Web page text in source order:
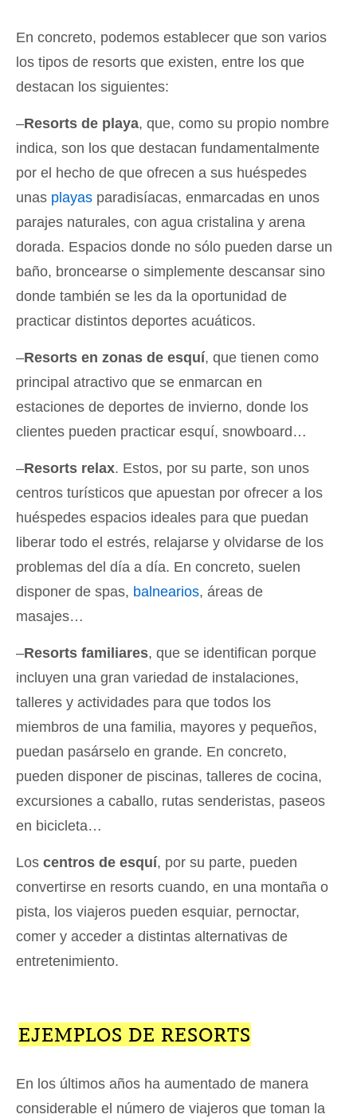
En concreto, podemos establecer que son varios
los tipos de resorts que existen, entre los que
destacan los siguientes:
–Resorts de playa, que, como su propio nombre
indica, son los que destacan fundamentalmente
por el hecho de que ofrecen a sus huéspedes
unas playas paradisíacas, enmarcadas en unos
parajes naturales, con agua cristalina y arena
dorada. Espacios donde no sólo pueden darse un
baño, broncearse o simplemente descansar sino
donde también se les da la oportunidad de
practicar distintos deportes acuáticos.
–Resorts en zonas de esquí, que tienen como
principal atractivo que se enmarcan en
estaciones de deportes de invierno, donde los
clientes pueden practicar esquí, snowboard…
–Resorts relax. Estos, por su parte, son unos
centros turísticos que apuestan por ofrecer a los
huéspedes espacios ideales para que puedan
liberar todo el estrés, relajarse y olvidarse de los
problemas del día a día. En concreto, suelen
disponer de spas, balnearios, áreas de
masajes…
–Resorts familiares, que se identifican porque
incluyen una gran variedad de instalaciones,
talleres y actividades para que todos los
miembros de una familia, mayores y pequeños,
puedan pasárselo en grande. En concreto,
pueden disponer de piscinas, talleres de cocina,
excursiones a caballo, rutas senderistas, paseos
en bicicleta…
Los centros de esquí, por su parte, pueden
convertirse en resorts cuando, en una montaña o
pista, los viajeros pueden esquiar, pernoctar,
comer y acceder a distintas alternativas de
entretenimiento.
EJEMPLOS DE RESORTS
En los últimos años ha aumentado de manera
considerable el número de viajeros que toman la